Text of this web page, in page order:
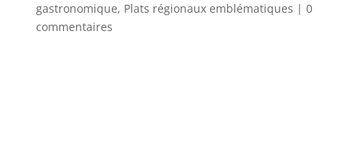
gastronomique, Plats régionaux emblématiques | 0
commentaires